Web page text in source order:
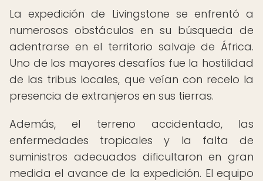
La expedición de Livingstone se enfrentó a
numerosos obstáculos en su búsqueda de
adentrarse en el territorio salvaje de África.
Uno de los mayores desafíos fue la hostilidad
de las tribus locales, que veían con recelo la
presencia de extranjeros en sus tierras.
Además, el terreno accidentado, las
enfermedades tropicales y la falta de
suministros adecuados dificultaron en gran
medida el avance de la expedición. El equipo